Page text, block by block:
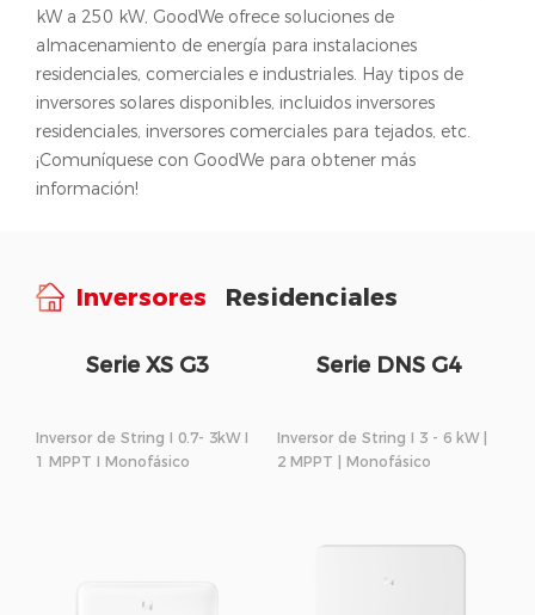
kW a 250 kW, GoodWe ofrece soluciones de
almacenamiento de energía para instalaciones
residenciales, comerciales e industriales. Hay tipos de
inversores solares disponibles, incluidos inversores
residenciales, inversores comerciales para tejados, etc.
¡Comuníquese con GoodWe para obtener más
información!
Inversores Residenciales
Serie XS G3
Inversor de String I 0.7- 3kW I
1 MPPT I Monofásico
Serie DNS G4
Inversor de String I 3 - 6 kW |
2 MPPT | Monofásico